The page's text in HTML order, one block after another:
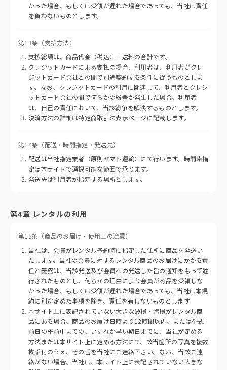
かった場合、もしくは受領が遅れた場合であっても、当社は責任
を負わないものとします。
第13条（支払方法）
支払総額は、商品代金（税込）＋送料の合計です。
クレジットカードによる支払の場合、利用者は、利用者がクレ
ジットカード会社との間で別途契約する条件に従うものとしま
す。なお、クレジットカードの利用に関連して、利用者とクレジ
ットカード会社の間で何らかの紛争が発生した場合、利用者
は、自己の責任において、当該紛争を解決するものとします。
決済方法の詳細は特定商取引法表示ページに記載します。
第14条（配送・時間指定・発送先）
配送は当社指定業者（原則ヤマト運輸）にて行います。時間帯指
定は本サイトで選択可能な範囲で承ります。
発送先は利用者が指定する場所とします。
第4章 レンタルの利用
第15条（商品のお届け・使用上の注意）
当社は、会員がレンタル予約時に指定した住所に商品を発送い
たします。当社の会員に対するレンタル商品のお届けにかかる責
任と義務は、当該発送及び会員への発送した旨の通知をもって遂
行されたものとし、何らかの理由により会員が商品を受領しな
かった場合、もしくは受領が遅れた場合であっても、当社は本規
約に別途定めた事項を除き、責任を有しないものとします
本サイト上に表記されていない大きな破損・汚損がレンタル商
品にある場合、商品のお届け日時より12時間以内、または挙式
前日の午前中までの、いずれか早い期日までに、当社が定める
方法または本サイト上に定める方法にて、該当箇所の写真を複数
枚添付のうえ、その旨を当社にご連絡下さい。なお、当該ご連
絡がない場合、当社は、本サイト上に表記されていない大きな